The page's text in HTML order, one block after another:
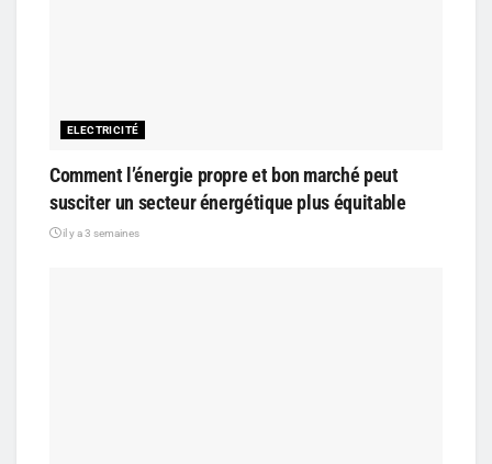
ELECTRICITÉ
Comment l’énergie propre et bon marché peut
susciter un secteur énergétique plus équitable
il y a 3 semaines